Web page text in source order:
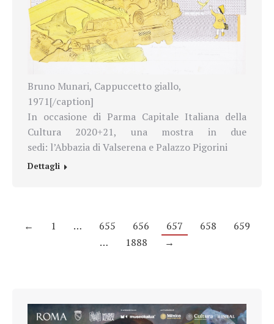
Bruno Munari, Cappuccetto giallo,
1971[/caption]
In occasione di Parma Capitale Italiana della
Cultura 2020+21, una mostra in due
sedi: l’Abbazia di Valserena e Palazzo Pigorini
Dettagli
← 1 … 655 656 657 658
659
…
1888 →